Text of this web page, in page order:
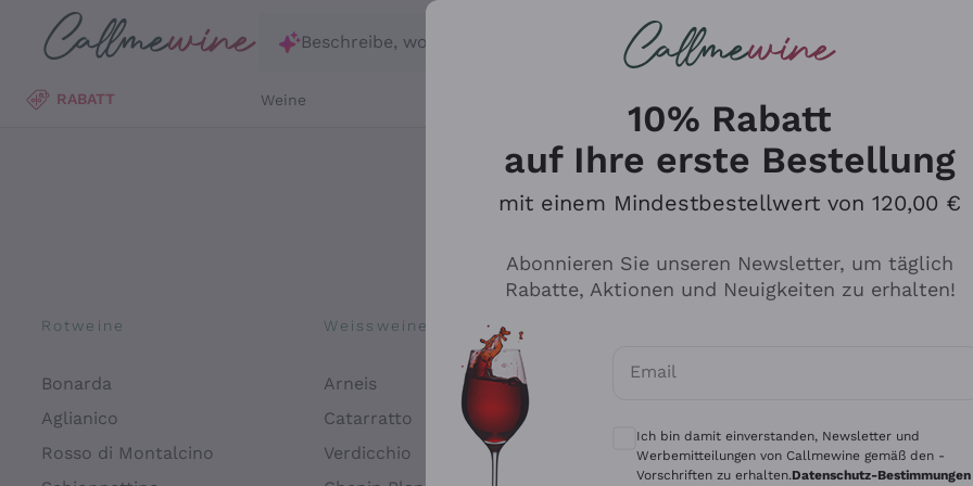
Zum Hauptinhalt springen
Beschreibe, wonach du suchst
RABATT Weine
Rotweine
Bonarda
Aglianico
Rosso di Montalcino
Weissweine
Arneis
Catarratto
Verdicchio
Tenuta San Leonardo
Alessandra Divella
Für
10% Rabatt
auf Ihre erste Bestellung
mit einem Mindestbestellwert von 120,00 €
Abonnieren Sie unseren Newsletter, um täglich
Rabatte, Aktionen und Neuigkeiten zu erhalten!
Email
Optionale Einwilligungen zum Erhalt von
Ich bin damit einverstanden, Newsletter und
Werbemitteilungen von Callmewine gemäß den -
Vorschriften zu erhalten.Datenschutz-Bestimmungen